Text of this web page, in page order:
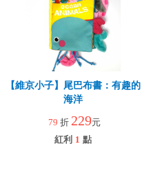
【維京小子】尾巴布書：有趣的
海洋
79 折 229元
紅利 1 點